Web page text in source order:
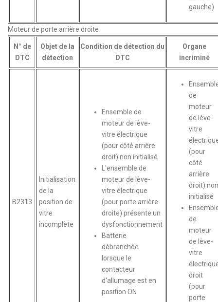
gauche)
Moteur de porte arrière droite
N° de
DTC
Objet de la
détection
Condition de détection du
DTC
Organe
incriminé
B2313
Initialisation
de la
position de
vitre
incomplète
Ensemble de
moteur de lève-
vitre électrique
(pour côté arrière
droit) non initialisé
L'ensemble de
moteur de lève-
vitre électrique
(pour porte arrière
droite) présente un
dysfonctionnement
Batterie
débranchée
lorsque le
contacteur
d'allumage est en
position ON
de
moteur
de lève-
vitre
(pour
côté
arrière
droit)
initialisé
de
moteur
de lève-
vitre
droit
(pour
porte